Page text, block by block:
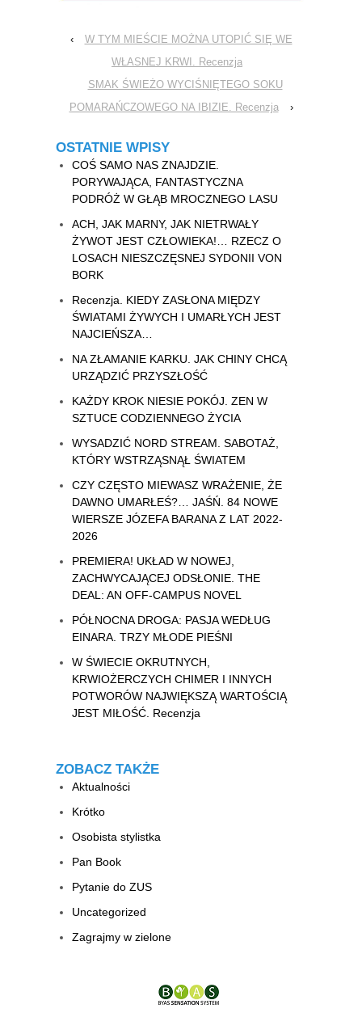
‹
W TYM MIEŚCIE MOŻNA UTOPIĆ SIĘ WE
WŁASNEJ KRWI. Recenzja
SMAK ŚWIEŻO WYCIŚNIĘTEGO SOKU
POMARAŃCZOWEGO NA IBIZIE. Recenzja
›
OSTATNIE WPISY
COŚ SAMO NAS ZNAJDZIE.
PORYWAJĄCA, FANTASTYCZNA
PODRÓŻ W GŁĄB MROCZNEGO LASU
ACH, JAK MARNY, JAK NIETRWAŁY
ŻYWOT JEST CZŁOWIEKA!… RZECZ O
LOSACH NIESZCZĘSNEJ SYDONII VON
BORK
Recenzja. KIEDY ZASŁONA MIĘDZY
ŚWIATAMI ŻYWYCH I UMARŁYCH JEST
NAJCIEŃSZA…
NA ZŁAMANIE KARKU. JAK CHINY CHCĄ
URZĄDZIĆ PRZYSZŁOŚĆ
KAŻDY KROK NIESIE POKÓJ. ZEN W
SZTUCE CODZIENNEGO ŻYCIA
WYSADZIĆ NORD STREAM. SABOTAŻ,
KTÓRY WSTRZĄSNĄŁ ŚWIATEM
CZY CZĘSTO MIEWASZ WRAŻENIE, ŻE
DAWNO UMARŁEŚ?… JAŚŃ. 84 NOWE
WIERSZE JÓZEFA BARANA Z LAT 2022-
2026
PREMIERA! UKŁAD W NOWEJ,
ZACHWYCAJĄCEJ ODSŁONIE. THE
DEAL: AN OFF-CAMPUS NOVEL
PÓŁNOCNA DROGA: PASJA WEDŁUG
EINARA. TRZY MŁODE PIEŚNI
W ŚWIECIE OKRUTNYCH,
KRWIOŻERCZYCH CHIMER I INNYCH
POTWORÓW NAJWIĘKSZĄ WARTOŚCIĄ
JEST MIŁOŚĆ. Recenzja
ZOBACZ TAKŻE
Aktualności
Krótko
Osobista stylistka
Pan Book
Pytanie do ZUS
Uncategorized
Zagrajmy w zielone